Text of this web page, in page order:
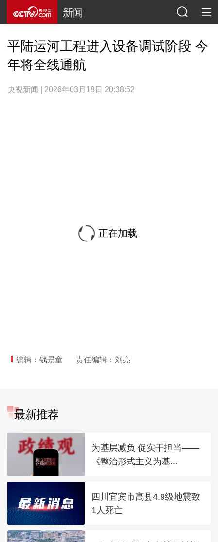
新闻
平陆运河工程进入设备调试阶段 今
年将全线通航
央视新闻 | 2026年03月18日 20:38:52
正在加载
编辑：钱景童 责任编辑：刘亮
最新推荐
为基层减负 促实干担当——
《整治形式主义为基...
四川宜宾市高县4.9级地震致
1人死亡